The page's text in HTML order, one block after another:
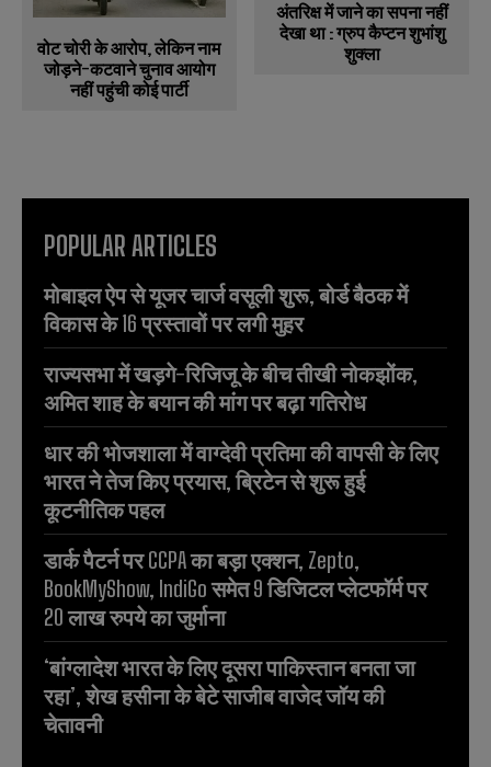
वोट चोरी के आरोप, लेकिन नाम
जोड़ने-कटवाने चुनाव आयोग
नहीं पहुंची कोई पार्टी
अंतरिक्ष में जाने का सपना नहीं
देखा था : ग्रुप कैप्टन शुभांशु
शुक्ला
POPULAR ARTICLES
मोबाइल ऐप से यूजर चार्ज वसूली शुरू, बोर्ड बैठक में
विकास के 16 प्रस्तावों पर लगी मुहर
राज्यसभा में खड़गे-रिजिजू के बीच तीखी नोकझोंक,
अमित शाह के बयान की मांग पर बढ़ा गतिरोध
धार की भोजशाला में वाग्देवी प्रतिमा की वापसी के लिए
भारत ने तेज किए प्रयास, ब्रिटेन से शुरू हुई
कूटनीतिक पहल
डार्क पैटर्न पर CCPA का बड़ा एक्शन, Zepto,
BookMyShow, IndiGo समेत 9 डिजिटल प्लेटफॉर्म पर
20 लाख रुपये का जुर्माना
‘बांग्लादेश भारत के लिए दूसरा पाकिस्तान बनता जा
रहा’, शेख हसीना के बेटे साजीब वाजेद जॉय की
चेतावनी